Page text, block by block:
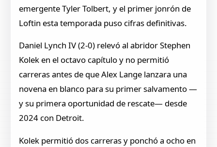
emergente Tyler Tolbert, y el primer jonrón de
Loftin esta temporada puso cifras definitivas.
Daniel Lynch IV (2-0) relevó al abridor Stephen
Kolek en el octavo capítulo y no permitió
carreras antes de que Alex Lange lanzara una
novena en blanco para su primer salvamento —
y su primera oportunidad de rescate— desde
2024 con Detroit.
Kolek permitió dos carreras y ponchó a ocho en